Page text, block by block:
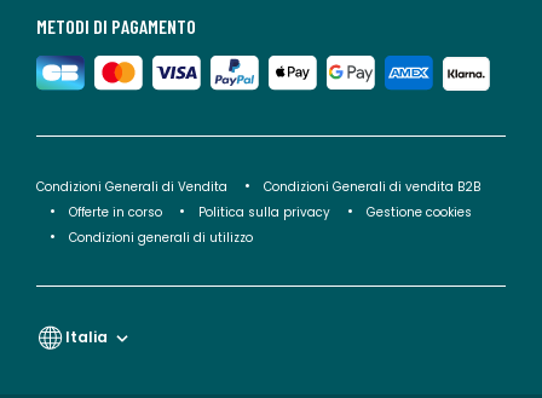
METODI DI PAGAMENTO
Condizioni Generali di Vendita
Condizioni Generali di vendita B2B
Offerte in corso
Politica sulla privacy
Gestione cookies
Condizioni generali di utilizzo
Italia